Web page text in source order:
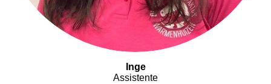
Inge
Assistente